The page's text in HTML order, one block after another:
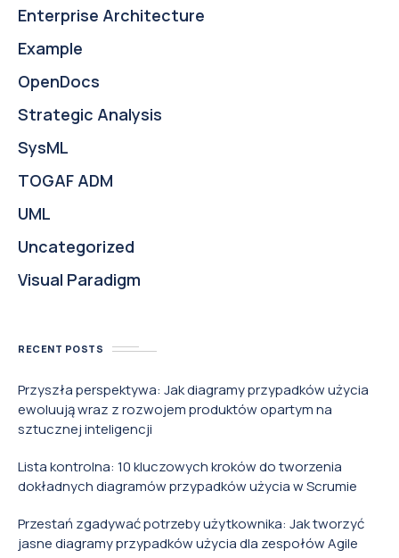
Enterprise Architecture
Example
OpenDocs
Strategic Analysis
SysML
TOGAF ADM
UML
Uncategorized
Visual Paradigm
RECENT POSTS
Przyszła perspektywa: Jak diagramy przypadków użycia
ewoluują wraz z rozwojem produktów opartym na
sztucznej inteligencji
Lista kontrolna: 10 kluczowych kroków do tworzenia
dokładnych diagramów przypadków użycia w Scrumie
Przestań zgadywać potrzeby użytkownika: Jak tworzyć
jasne diagramy przypadków użycia dla zespołów Agile